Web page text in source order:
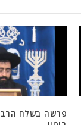
פרשה בשלח